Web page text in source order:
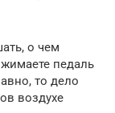
о чем
педаль
то дело
воздухе